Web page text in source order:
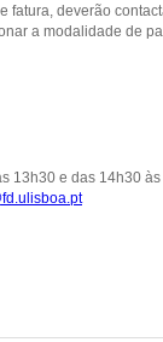
deverão
a modalidade de
13h30 e das 14h30